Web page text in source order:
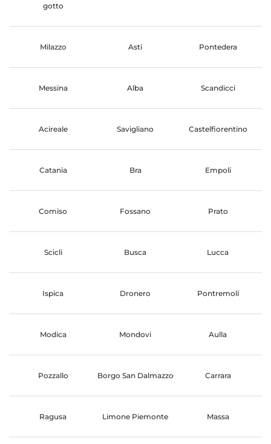
gotto
Milazzo Asti Pontedera
Messina Alba Scandicci
Acireale Savigliano Castelfiorentino
Catania Bra Empoli
Comiso Fossano Prato
Scicli Busca Lucca
Ispica Dronero Pontremoli
Modica Mondovi Aulla
Pozzallo Borgo San Dalmazzo Carrara
Ragusa Limone Piemonte Massa